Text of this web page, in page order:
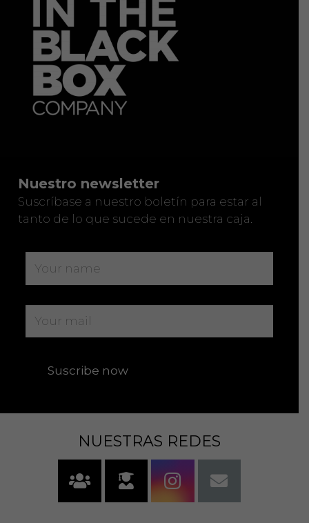
Nuestro newsletter
Suscríbase a nuestro boletín para estar al
tanto de lo que sucede en nuestra caja.
NUESTRAS REDES